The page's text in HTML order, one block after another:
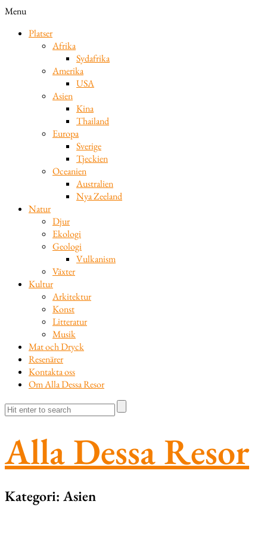
Menu
Platser
Afrika
Sydafrika
Amerika
USA
Asien
Kina
Thailand
Europa
Sverige
Tjeckien
Oceanien
Australien
Nya Zeeland
Natur
Djur
Ekologi
Geologi
Vulkanism
Växter
Kultur
Arkitektur
Konst
Litteratur
Musik
Mat och Dryck
Resenärer
Kontakta oss
Om Alla Dessa Resor
Alla Dessa Resor
Kategori: Asien